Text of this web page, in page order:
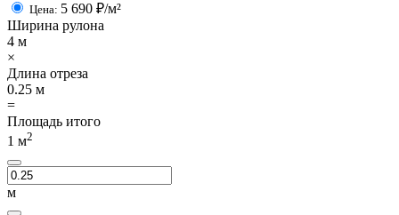
Цена: 5 690 ₽/м²
Ширина рулона
4 м
×
Длина отреза
0.25 м
=
Площадь итого
1 м2
м